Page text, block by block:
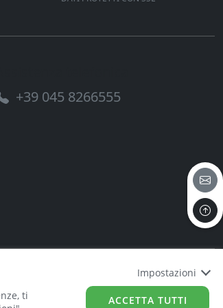
+39 045 8266555
ti
Impostazioni
ACCETTA TUTTI